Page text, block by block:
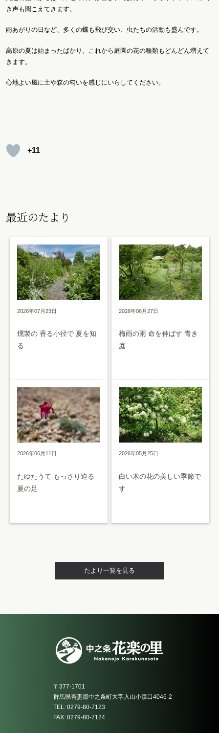
き声も聞こえてきます。
雨あがりの日など、多くの蝶も飛び交い、虫たちの活動も盛んです。
高原の夏は始まったばかり。これから庭園の花の種類もどんどん増えて
きます。
心地よい風に土や森の匂いを感じにいらしてください。
+11
最近のたより
2026年07月23日
燻製の 香る小径で 夏を知
る
2026年06月27日
梅雨の雨 命を伸ばす 青き
庭
2026年06月11日
たゆたうて もっさり迫る
夏の足
2026年05月25日
白い木の花の美しい季節で
す
たより一覧を見る
〒377-1701
群馬県吾妻郡中之条町大字入山小森口4046-2
TEL: 0279-80-7123
FAX: 0279-80-7124